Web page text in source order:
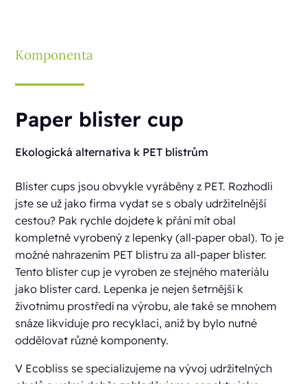
Komponenta
Paper blister cup
Ekologická alternativa k PET blistrům
Blister cups jsou obvykle vyráběny z PET. Rozhodli
jste se už jako firma vydat se s obaly udržitelnější
cestou? Pak rychle dojdete k přání mít obal
kompletně vyrobený z lepenky (all-paper obal). To je
možné nahrazením PET blistru za all-paper blister.
Tento blister cup je vyroben ze stejného materiálu
jako blister card. Lepenka je nejen šetrnější k
životnímu prostředí na výrobu, ale také se mnohem
snáze likviduje pro recyklaci, aniž by bylo nutné
oddělovat různé komponenty.
V Ecobliss se specializujeme na vývoj udržitelných